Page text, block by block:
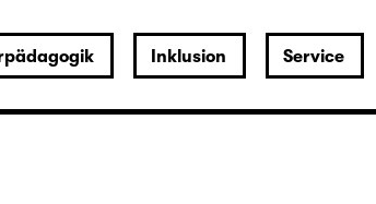
Inklusion Service